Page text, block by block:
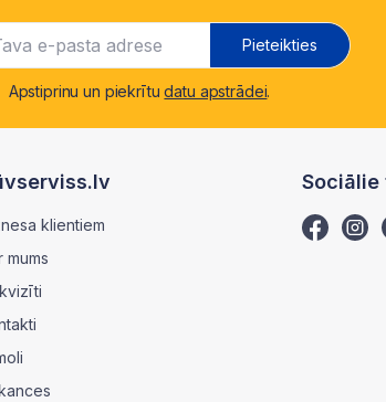
Pieteikties
Apstiprinu un piekrītudatu apstrādei.
klientiem
mums
Sociālie